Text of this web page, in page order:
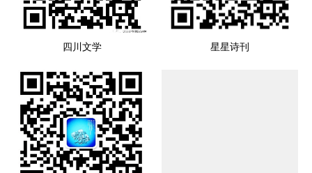
四川文学 星星诗刊